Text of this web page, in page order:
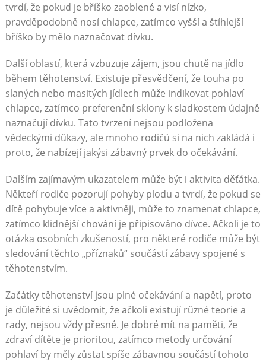
tvrdí, že pokud je bříško zaoblené a visí nízko,
pravděpodobně nosí chlapce, zatímco vyšší a štíhlejší
bříško by mělo naznačovat dívku.
Další oblastí, která vzbuzuje zájem, jsou chutě na jídlo
během těhotenství. Existuje přesvědčení, že touha po
slaných nebo masitých jídlech může indikovat pohlaví
chlapce, zatímco preferenční sklony k sladkostem údajně
naznačují dívku. Tato tvrzení nejsou podložena
vědeckými důkazy, ale mnoho rodičů si na nich zakládá i
proto, že nabízejí jakýsi zábavný prvek do očekávání.
Dalším zajímavým ukazatelem může být i aktivita děťátka.
Někteří rodiče pozorují pohyby plodu a tvrdí, že pokud se
dítě pohybuje více a aktivněji, může to znamenat chlapce,
zatímco klidnější chování je připisováno dívce. Ačkoli je to
otázka osobních zkušeností, pro některé rodiče může být
sledování těchto „příznaků“ součástí zábavy spojené s
těhotenstvím.
Začátky těhotenství jsou plné očekávání a napětí, proto
je důležité si uvědomit, že ačkoli existují různé teorie a
rady, nejsou vždy přesné. Je dobré mít na paměti, že
zdraví dítěte je prioritou, zatímco metody určování
pohlaví by měly zůstat spíše zábavnou součástí tohoto